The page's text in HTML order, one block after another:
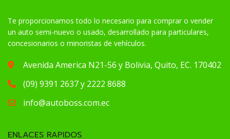
Te proporcionamos todo lo necesario para comprar o vender
un auto semi-nuevo o usado, desarrollado para particulares,
concesionarios o minoristas de vehículos.
Avenida America N21-56 y Bolivia, Quito, EC. 170402
(09) 9391 2637 y 2222 8688
info@autoboss.com.ec
ENLACES RAPIDOS